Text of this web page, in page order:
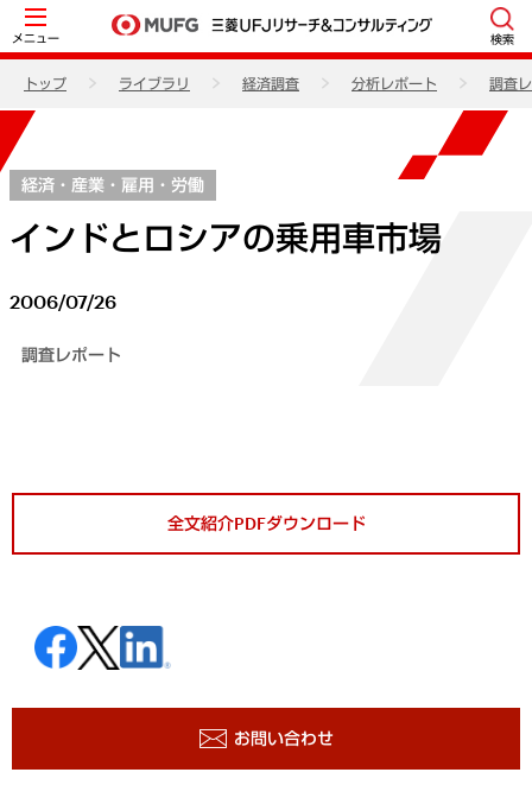
メニュー 検索
トップ ライブラリ 経済調査 分析レポート 調査
経済・産業・雇用・労働
インドとロシアの乗用車市場
2006/07/26
調査レポート
全文紹介PDFダウンロード
お問い合わせ